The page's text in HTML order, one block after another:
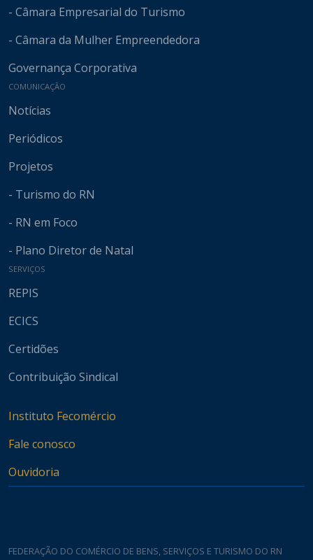
- Câmara Empresarial do Turismo
- Câmara da Mulher Empreendedora
Governança Corporativa
COMUNICAÇÃO
Notícias
Periódicos
Projetos
- Turismo do RN
- RN em Foco
- Plano Diretor de Natal
SERVIÇOS
REPIS
ECICS
Certidões
Contribuição Sindical
Instituto Fecomércio
Fale conosco
Ouvidoria
FEDERAÇÃO DO COMÉRCIO DE BENS, SERVIÇOS E TURISMO DO RN